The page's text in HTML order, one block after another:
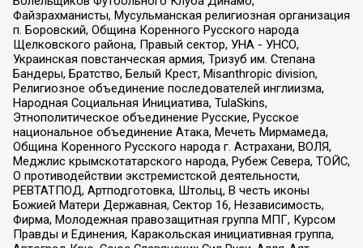
Файзрахманисты, Мусульманская религиозная организация
п. Боровский, Община Коренного Русского народа
Щелковского района, Правый сектор, УНА - УНСО,
Украинская повстанческая армия, Тризуб им. Степана
Бандеры, Братство, Белый Крест, Misanthropic division,
Религиозное объединение последователей инглиизма,
Народная Социальная Инициатива, TulaSkins,
Этнополитическое объединение Русские, Русское
национальное объединение Атака, Мечеть Мирмамеда,
Община Коренного Русского народа г. Астрахани, ВОЛЯ,
Меджлис крымскотатарского народа, Рубеж Севера, ТОЙС,
О противодействии экстремистской деятельности,
РЕВТАТПОД, Артподготовка, Штольц, В честь иконы
Божией Матери Державная, Сектор 16, Независимость,
Фирма, Молодежная правозащитная группа МПГ, Курсом
Правды и Единения, Каракольская инициативная группа,